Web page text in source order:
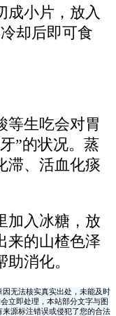
成小片，放入
却后即可食
等生吃会对胃
”的状况。蒸
滞、活血化痰
加入冰糖，放
来的山楂色泽
消化。
无法核实真实出处，未能及时
立即处理，本站部分文字与图
源标注错误或侵犯了您的合法